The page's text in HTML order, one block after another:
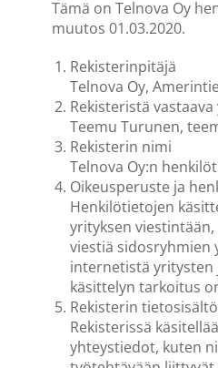
Tämä on Telnova Oy
muutos 01.03.2020.
Rekisterinpitäjä
Telnova Oy,
Rekisteristä
Teemu Turunen,
Rekisterin nimi
Telnova Oy:n
Oikeusperuste ja
Henkilötietojen
yrityksen
viestiä sidosryhmien
internetistä yritysten
käsittelyn tarkoitus
Rekisterin tietosisältö
Rekisterissä
yhteystiedot, kuten